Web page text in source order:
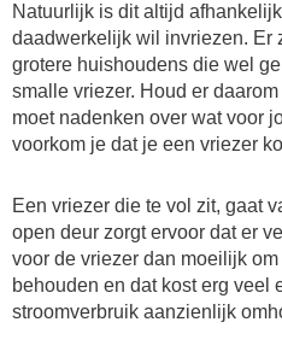
Natuurlijk is dit altijd
daadwerkelijk wil invriezen. Er
grotere huishoudens die wel
smalle vriezer. Houd er
moet nadenken over wat voor
voorkom je dat je een vriezer
Een vriezer die te vol zit, gaat
open deur zorgt ervoor dat er
voor de vriezer dan moeilijk
behouden en dat kost erg veel
stroomverbruik aanzienlijk